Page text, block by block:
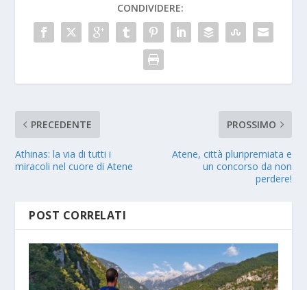
CONDIVIDERE:
PRECEDENTE
Athinas: la via di tutti i
miracoli nel cuore di Atene
PROSSIMO
Atene, città pluripremiata e
un concorso da non
perdere!
POST CORRELATI